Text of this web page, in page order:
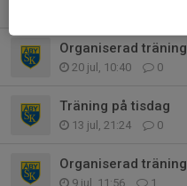
Organiserad träning
20 jul, 10:40 0
Träning på tisdag
13 jul, 21:24 0
Organiserad träning
9 jul, 11:56 1